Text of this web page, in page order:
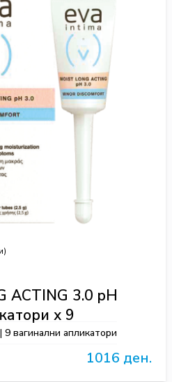
ACTING 3.0 pH
x 9
апликатори
1016 ден.